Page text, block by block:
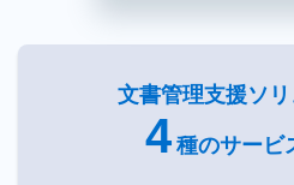
文書管理支援ソ
4 種のサービ